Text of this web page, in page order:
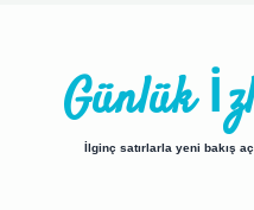
Günlük
İlginç satırlarla yeni bakış